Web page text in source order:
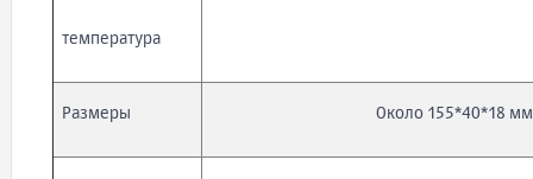
температура
Размеры Около 155*40*18